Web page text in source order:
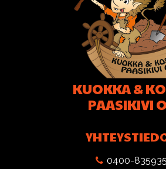
KUOKKA &
PAASIKIVI
0400-835935